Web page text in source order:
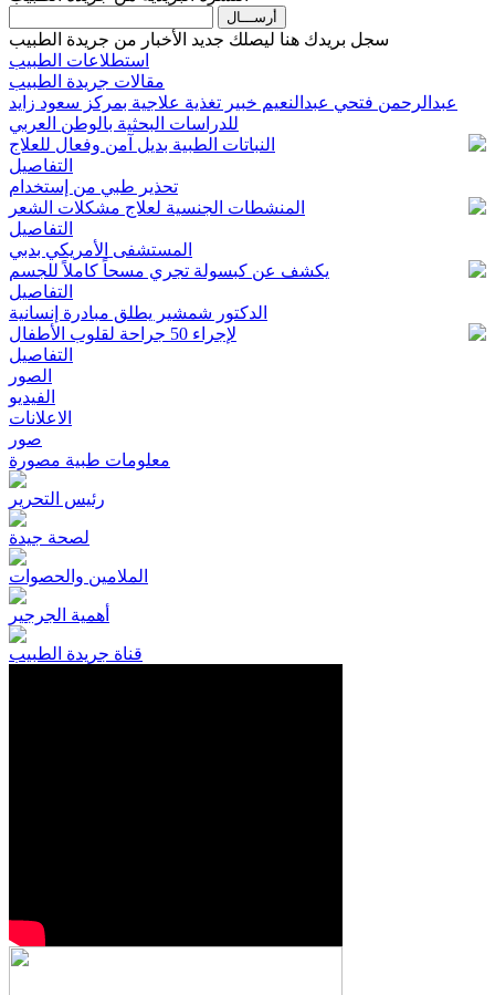
سجل بريدك هنا ليصلك جديد الأخبار من جريدة الطبيب
استطلاعات الطبيب
مقالات جريدة الطبيب
عبدالرحمن فتحي عبدالنعيم خبير تغذية علاجية بمركز سعود زايد
للدراسات البحثية بالوطن العربي
النباتات الطبية بديل آمن وفعال للعلاج
التفاصيل
تحذير طبي من إستخدام
المنشطات الجنسية لعلاج مشكلات الشعر
التفاصيل
المستشفى الأمريكي بدبي
يكشف عن كبسولة تجري مسحاً كاملاً للجسم
التفاصيل
الدكتور شمشير يطلق مبادرة إنسانية
لإجراء 50 جراحة لقلوب الأطفال
التفاصيل
الصور
الفيديو
الاعلانات
صور
معلومات طبية مصورة
رئيس التحرير
لصحة جيدة
الملامين والحصوات
أهمية الجرجير
قناة جريدة الطبيب